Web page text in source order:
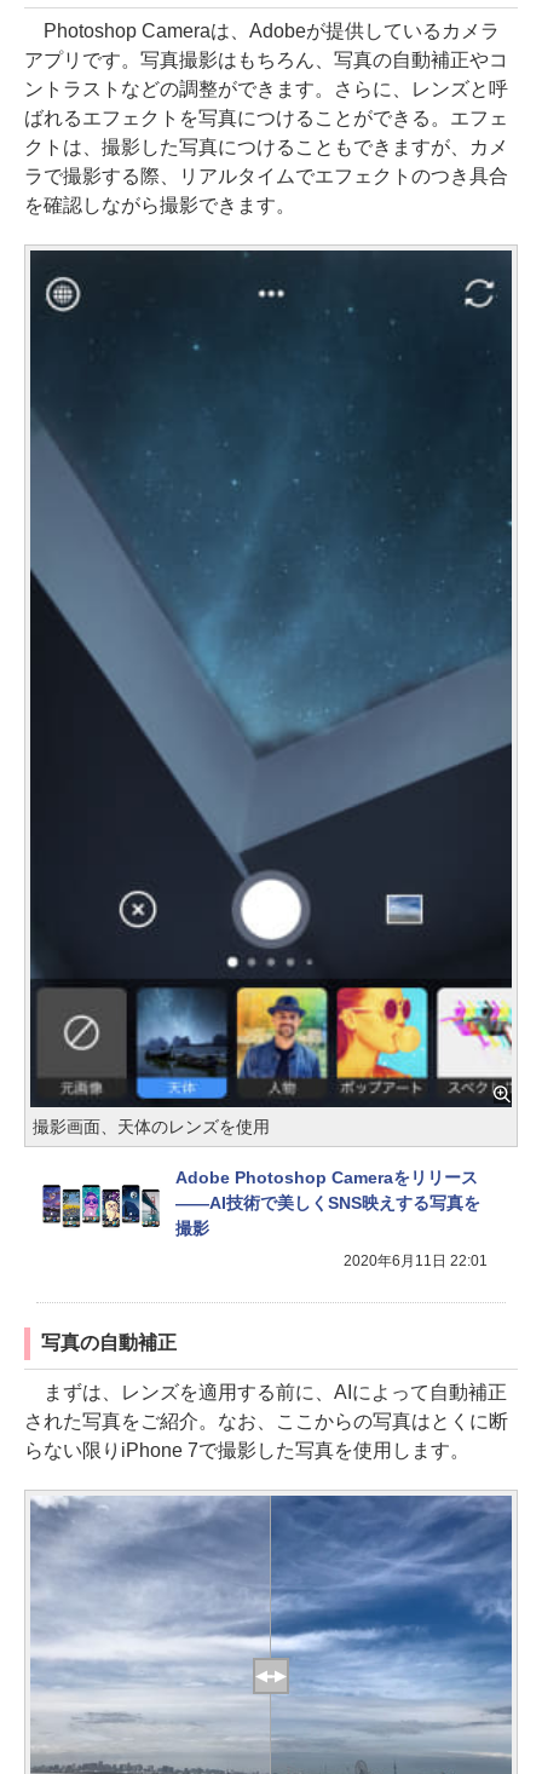
Photoshop Cameraは、Adobeが提供しているカメラ
アプリです。写真撮影はもちろん、写真の自動補正やコ
ントラストなどの調整ができます。さらに、レンズと呼
ばれるエフェクトを写真につけることができる。エフェ
クトは、撮影した写真につけることもできますが、カメ
ラで撮影する際、リアルタイムでエフェクトのつき具合
を確認しながら撮影できます。
撮影画面、天体のレンズを使用
Adobe Photoshop Cameraをリリース
――AI技術で美しくSNS映えする写真を
撮影
2020年6月11日 22:01
写真の自動補正
まずは、レンズを適用する前に、AIによって自動補正
された写真をご紹介。なお、ここからの写真はとくに断
らない限りiPhone 7で撮影した写真を使用します。